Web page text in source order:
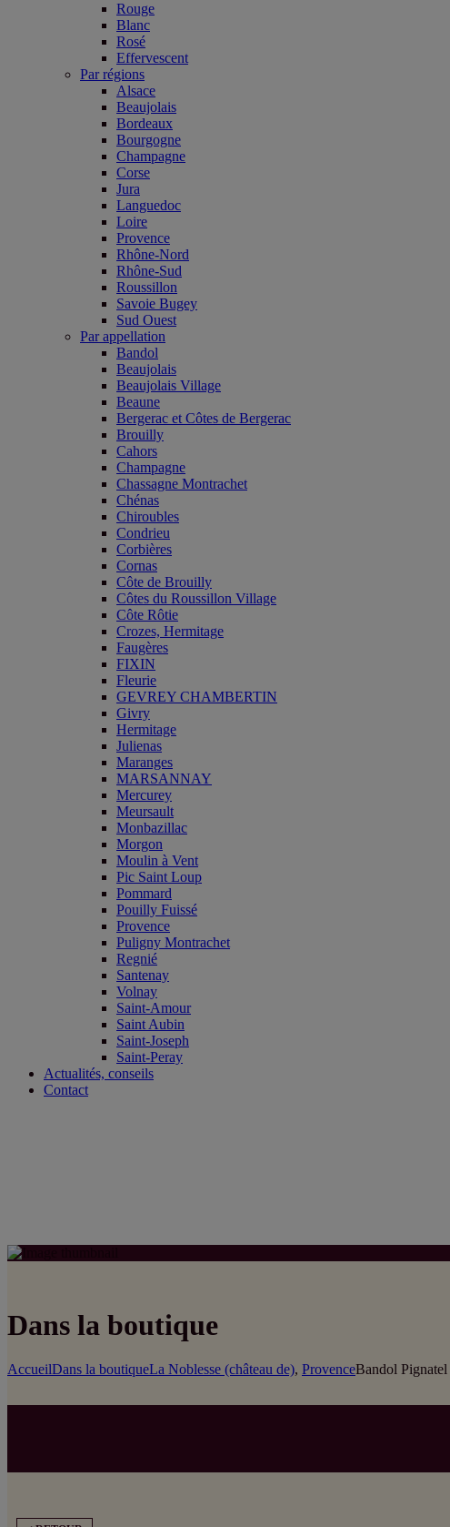
Rouge
Blanc
Rosé
Effervescent
Par régions
Alsace
Beaujolais
Bordeaux
Bourgogne
Champagne
Corse
Jura
Languedoc
Loire
Provence
Rhône-Nord
Rhône-Sud
Roussillon
Savoie Bugey
Sud Ouest
Par appellation
Bandol
Beaujolais
Beaujolais Village
Beaune
Bergerac et Côtes de Bergerac
Brouilly
Cahors
Champagne
Chassagne Montrachet
Chénas
Chiroubles
Condrieu
Corbières
Cornas
Côte de Brouilly
Côtes du Roussillon Village
Côte Rôtie
Crozes, Hermitage
Faugères
FIXIN
Fleurie
GEVREY CHAMBERTIN
Givry
Hermitage
Julienas
Maranges
MARSANNAY
Mercurey
Meursault
Monbazillac
Morgon
Moulin à Vent
Pic Saint Loup
Pommard
Pouilly Fuissé
Provence
Puligny Montrachet
Regnié
Santenay
Volnay
Saint-Amour
Saint Aubin
Saint-Joseph
Saint-Peray
Actualités, conseils
Contact
Dans la boutique
AccueilDans la boutiqueLa Noblesse (château de), ProvenceBandol Pignatel